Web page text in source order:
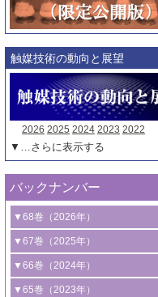
記事種別
マーク：
マークあり
触媒技術の動向と展望
2026 2025 2024 2023 2022
▼…さらに表示する
バックナンバー
▼68巻（2026年）
1号 過酸化水素合成に関する研究
2号 コンピューター技術により加
触媒開発
▼67巻（2025年）
1号 CO
水素化によるグリーン燃
ーンケミカル製造
▼66巻（2024年）
1号 低次元ナノ構造を有する触媒
▼65巻（2023年）